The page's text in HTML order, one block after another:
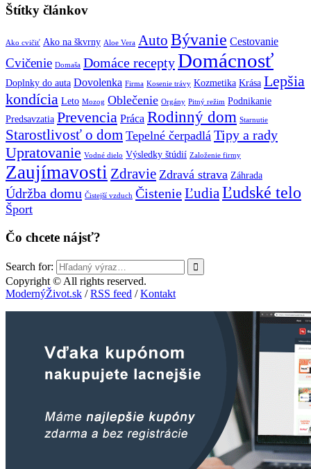
Štítky článkov
Ako cvičiť Ako na škvrny Aloe Vera Auto Bývanie Cestovanie
Cvičenie Domaša Domáce receptyDomácnosť
Doplnky do auta Dovolenka Firma Kosenie trávy Kozmetika Krása Lepšia
kondícia Leto Mozog Oblečenie Orgány Pitný režim Podnikanie
Predsavzatia Prevencia Práca Rodinný dom Starnutie
Starostlivosť o dom Tepelné čerpadlá Tipy a rady
Upratovanie Vodné dielo Výsledky štúdií Založenie firmy
Zaujímavosti Zdravie Zdravá strava Záhrada
Údržba domu Čistejší vzduch ČistenieĽudiaĽudské telo
Šport
Čo chcete nájsť?
Search for:
Copyright © All rights reserved.
ModernýŽivot.sk /RSS feed /Kontakt